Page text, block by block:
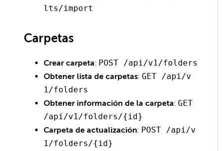
lts/import
Carpetas
Crear carpeta: POST /api/v1/folders
Obtener lista de carpetas: GET /api/v
1/folders
Obtener información de la carpeta: GET
/api/v1/folders/{id}
Carpeta de actualización: POST /api/v
1/folders/{id}